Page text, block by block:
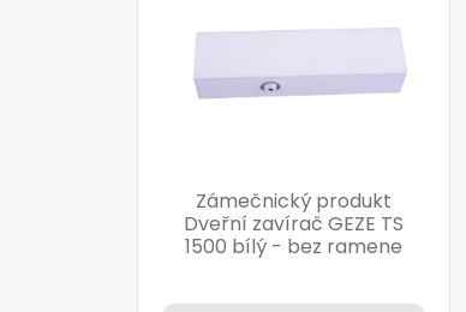
Zámečnický produkt
Dveřní zavírač GEZE TS
1500 bílý - bez ramene